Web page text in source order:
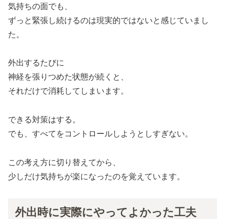
気持ちの面でも、
ずっと緊張し続けるのは現実的ではないと感じていまし
た。
外出するたびに
神経を張りつめた状態が続くと、
それだけで消耗してしまいます。
できる対策はする。
でも、すべてをコントロールしようとしすぎない。
この考え方に切り替えてから、
少しだけ気持ちが楽になったのを覚えています。
外出時に実際にやってよかった工夫